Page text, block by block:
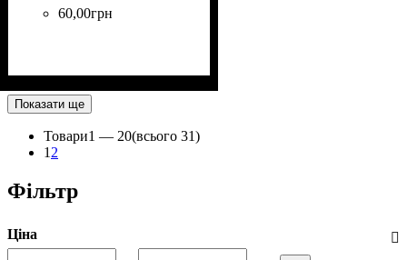
60,00грн
Показати ще
Товари1 — 20(всього 31)
1 2
Фільтр
Ціна